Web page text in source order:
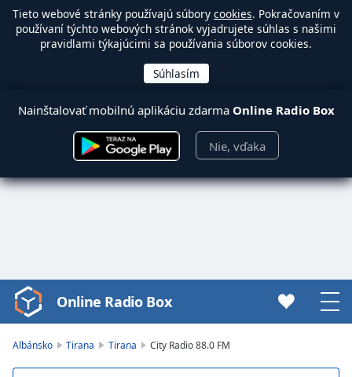
Tieto webové stránky používajú súbory cookies. Pokračovaním v
používaní týchto webových stránok vyjadrujete súhlas s našimi
pravidlami týkajúcimi sa používania súborov cookies.
Nainštalovať mobilnú aplikáciu zdarma Online Radio Box
Nie, vďaka
Video
Player
Online Radio Box
Albánsko Tirana Tirana City Radio 88.0 FM